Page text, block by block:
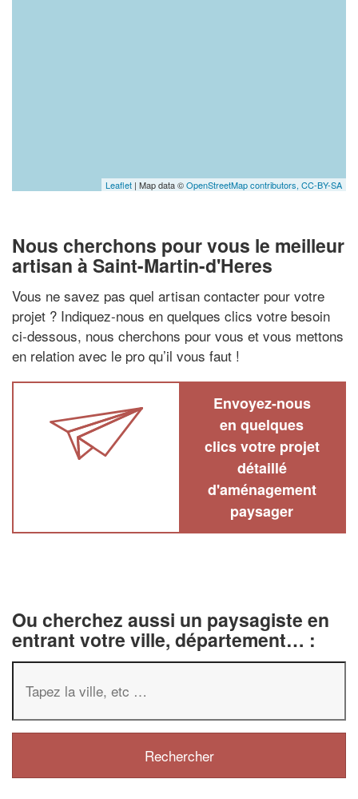
Leaflet | Map data ©OpenStreetMap contributors, CC-BY-SA
Nous cherchons pour vous le meilleur
artisan à Saint-Martin-d'Heres
Vous ne savez pas quel artisan contacter pour votre
projet ? Indiquez-nous en quelques clics votre besoin
ci-dessous, nous cherchons pour vous et vous mettons
en relation avec le pro qu’il vous faut !
Envoyez-nous
en quelques
clics votre projet
détaillé
d'aménagement
paysager
Ou cherchez aussi un paysagiste en
entrant votre ville, département… :